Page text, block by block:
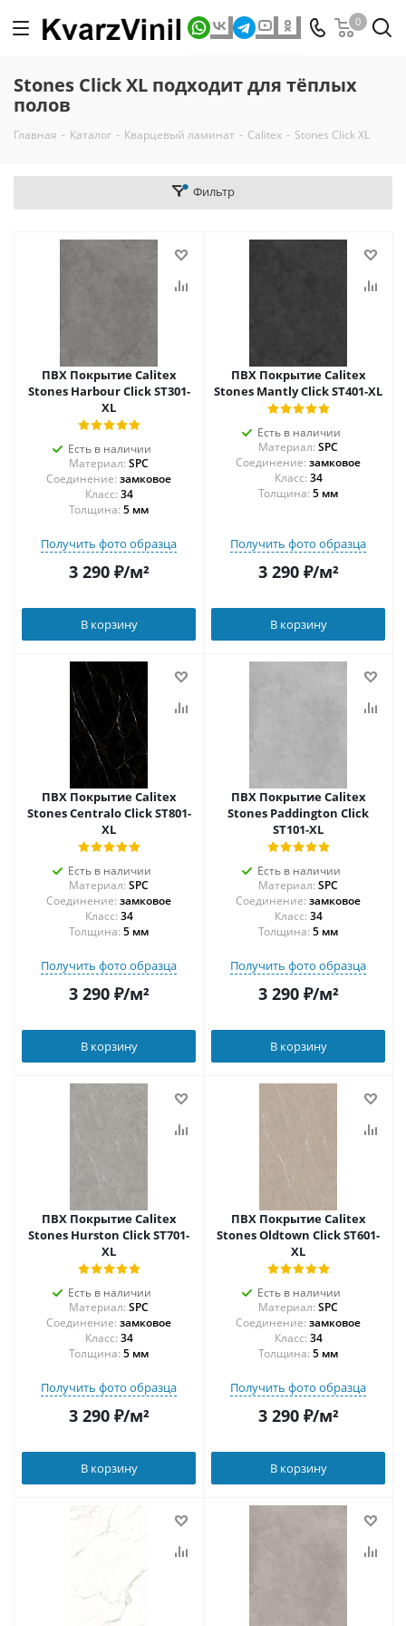
0
Stones Click XL подходит для тёплых
полов
Главная - Каталог - Кварцевый ламинат - Calitex - Stones Click XL
Фильтр
ПВХ Покрытие Calitex
Stones Harbour Click ST301-
XL
Есть в наличии
Материал: SPC
Соединение: замковое
34
Толщина: 5 мм
Получить фото образца
3 290₽/м²
В корзину
ПВХ Покрытие Calitex
Stones Mantly Click ST401-XL
Есть в наличии
Материал: SPC
Соединение: замковое
34
Толщина: 5 мм
Получить фото образца
3 290₽/м²
В корзину
ПВХ Покрытие Calitex
Stones Centralo Click ST801-
XL
Есть в наличии
Материал: SPC
Соединение: замковое
34
Толщина: 5 мм
Получить фото образца
3 290₽/м²
В корзину
ПВХ Покрытие Calitex
Stones Paddington Click
ST101-XL
Есть в наличии
Материал: SPC
Соединение: замковое
34
Толщина: 5 мм
Получить фото образца
3 290₽/м²
В корзину
ПВХ Покрытие Calitex
Stones Hurston Click ST701-
XL
Есть в наличии
Материал: SPC
Соединение: замковое
34
Толщина: 5 мм
Получить фото образца
3 290₽/м²
В корзину
ПВХ Покрытие Calitex
Stones Oldtown Click ST601-
XL
Есть в наличии
Материал: SPC
Соединение: замковое
34
Толщина: 5 мм
Получить фото образца
3 290₽/м²
В корзину